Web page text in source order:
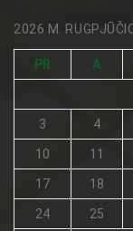
2026 M.
PR A
3 4
10 11
17 18
24 25